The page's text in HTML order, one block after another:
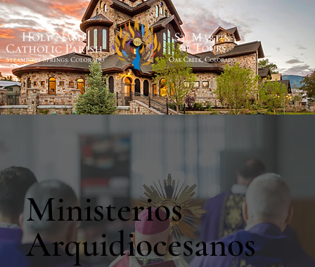
Ministerios
Arquidiocesanos